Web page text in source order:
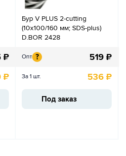
₽
₽
Бур V PLUS 2-cutting
(10x100/160 мм; SDS-plus)
D.BOR 2428
Опт ? 519 ₽
За 1 шт. 536 ₽
Под заказ